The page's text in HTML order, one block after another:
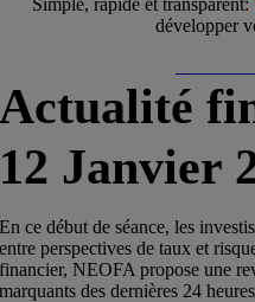
Simple, rapide et transparent:
développer
Actualité
12 Janvier
En ce début de séance, les
entre perspectives de taux et
financier, NEOFA propose une
marquants des dernières 24